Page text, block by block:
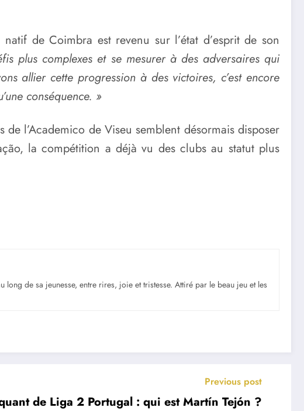
de Coimbra est revenu sur l’état d’esprit de son
plus complexes et se mesurer à des adversaires qui
allier cette progression à des victoires, c’est encore
conséquence. »
l’Academico de Viseu semblent désormais disposer
la compétition a déjà vu des clubs au statut plus
de sa jeunesse, entre rires, joie et tristesse. Attiré par le beau jeu et les
Previous post
de Liga 2 Portugal : qui est Martín Tejón ?